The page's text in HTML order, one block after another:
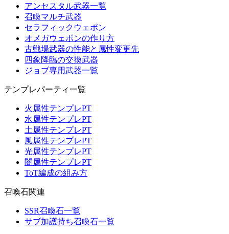
アンセスタル武器一覧
召喚マルチ武器
セラフィックウェポン
オメガウェポンの作り方
古戦場武器の性能と属性変更先
四象降臨の交換武器
ジョブ専用武器一覧
テンプレパーティ一覧
火属性テンプレPT
水属性テンプレPT
土属性テンプレPT
風属性テンプレPT
光属性テンプレPT
闇属性テンプレPT
ToT編成の組み方
召喚石関連
SSR召喚石一覧
サブ加護持ち召喚石一覧